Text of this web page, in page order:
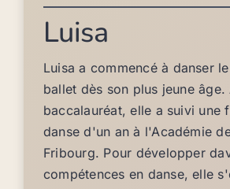
Luisa
Luisa a commencé à danser
ballet dès son plus jeune âge.
baccalauréat, elle a suivi une
danse d'un an à l'Académie
Fribourg. Pour développer
compétences en danse, elle